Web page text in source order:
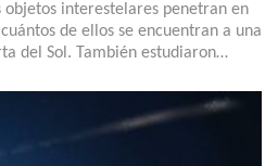
interestelares penetran en
de ellos se encuentran a una
del Sol. También estudiaron…